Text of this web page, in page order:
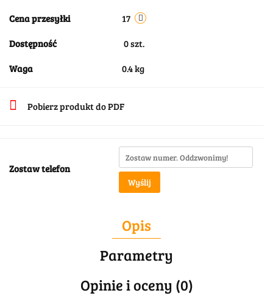
Cena przesyłki 17
Dostępność 0szt.
Waga 0.4 kg
Pobierz produkt do PDF
Zostaw telefon
Wyślij
Opis
Parametry
Opinie i oceny (0)